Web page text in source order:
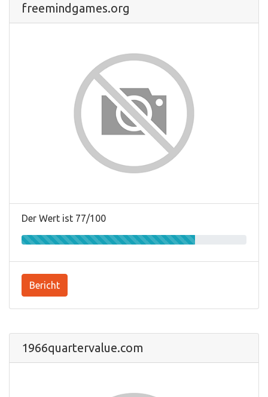
freemindgames.org
Der Wert ist 77/100
Bericht
1966quartervalue.com